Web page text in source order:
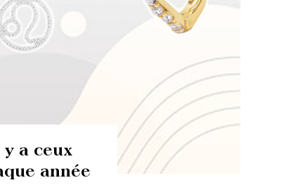
a ceux
année